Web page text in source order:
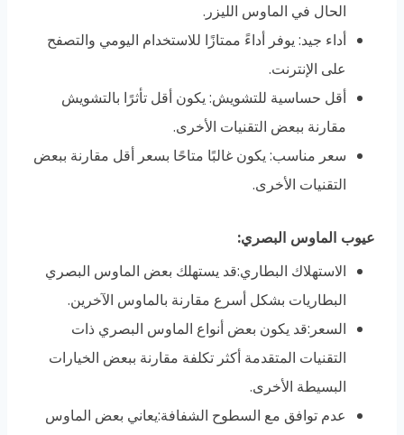
الحال في الماوس الليزر.
أداء جيد: يوفر أداءً ممتازًا للاستخدام اليومي والتصفح
على الإنترنت.
أقل حساسية للتشويش: يكون أقل تأثرًا بالتشويش
مقارنة ببعض التقنيات الأخرى.
سعر مناسب: يكون غالبًا متاحًا بسعر أقل مقارنة ببعض
التقنيات الأخرى.
عيوب الماوس البصري:
الاستهلاك البطاري:قد يستهلك بعض الماوس البصري
البطاريات بشكل أسرع مقارنة بالماوس الآخرين.
السعر:قد يكون بعض أنواع الماوس البصري ذات
التقنيات المتقدمة أكثر تكلفة مقارنة ببعض الخيارات
البسيطة الأخرى.
عدم توافق مع السطوح الشفافة:يعاني بعض الماوس